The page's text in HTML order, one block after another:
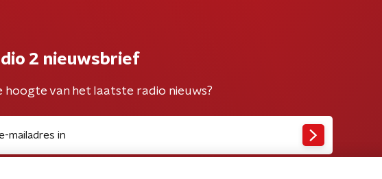
2 nieuwsbrief
hoogte van het laatste radio nieuws?